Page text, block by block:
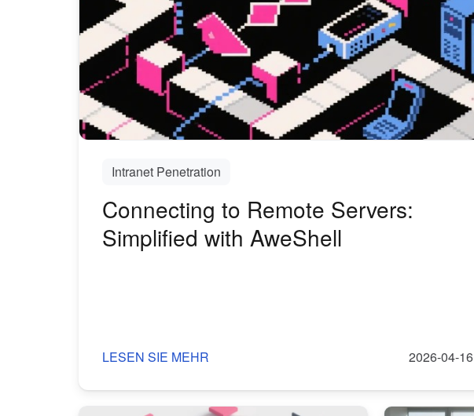
Intranet Penetration
Connecting to Remote Servers:
Simplified with AweShell
LESEN SIE MEHR 2026-04-16